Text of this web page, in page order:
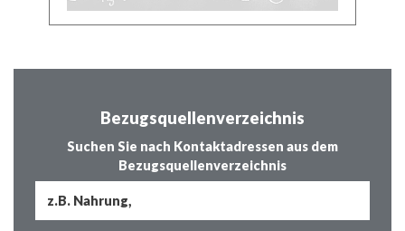
Bezugsquellenverzeichnis
Suchen Sie nach Kontaktadressen aus dem
Bezugsquellenverzeichnis